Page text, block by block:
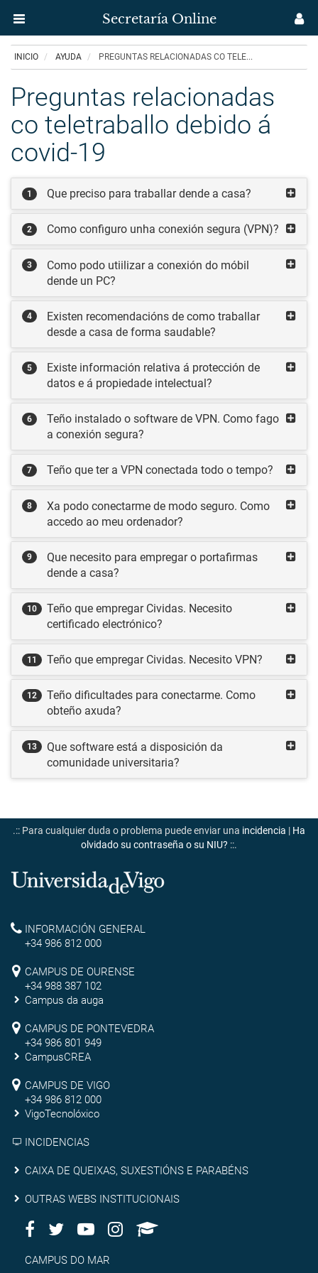
principal
Secretaría Online
Secretaría
Uvigo
INICIO AYUDA PREGUNTAS RELACIONADAS CO TELE...
Preguntas relacionadas
co teletraballo debido á
covid-19
1 Que preciso para traballar dende a casa?
2 Como configuro unha conexión segura (VPN)?
3
Como podo utiilizar a conexión do móbil
dende un PC?
4
Existen recomendacións de como traballar
desde a casa de forma saudable?
5
Existe información relativa á protección de
datos e á propiedade intelectual?
6
Teño instalado o software de VPN. Como fago
a conexión segura?
7 Teño que ter a VPN conectada todo o tempo?
8
Xa podo conectarme de modo seguro. Como
accedo ao meu ordenador?
9
Que necesito para empregar o portafirmas
dende a casa?
10
Teño que empregar Cividas. Necesito
certificado electrónico?
11 Teño que empregar Cividas. Necesito VPN?
12
Teño dificultades para conectarme. Como
obteño axuda?
13
Que software está a disposición da
comunidade universitaria?
.:: Para cualquier duda o problema puede enviar una incidencia | Ha
olvidado su contraseña o su NIU? ::.
Universidade
Vigo
Reitoría
INFORMACIÓN GENERAL
+34 986 812 000
Campus
de
Ourense
CAMPUS DE OURENSE
+34 988 387 102
Campus da auga
Campus
de
Pontevedra
CAMPUS DE PONTEVEDRA
+34 986 801 949
CampusCREA
Campus
de
Vigo
CAMPUS DE VIGO
+34 986 812 000
VigoTecnolóxico
INCIDENCIAS
Caixa
de
queixas,
suxestións
CAIXA DE QUEIXAS, SUXESTIÓNS E PARABÉNS
Outras
webs
institucionais
OUTRAS WEBS INSTITUCIONAIS
Redes
Sociais
Facebook
TwitterYoutubeInstagram
AppleU
Campus
CAMPUS DO MAR